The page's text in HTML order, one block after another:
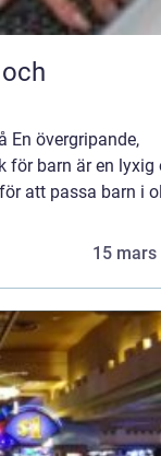
En övergripande,
för barn är en lyxig
att passa barn i
15 mars